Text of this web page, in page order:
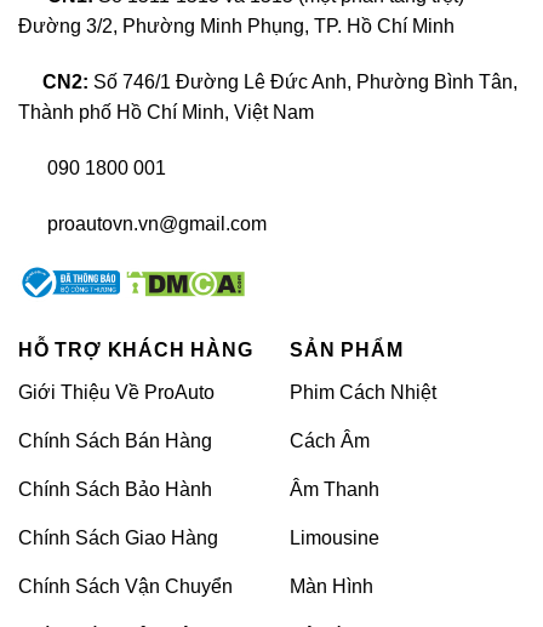
Độ body kit xe Toyota Innova
Thái Lan với chất liệu cao cấp, thiết kế thể thao
và lịch lãm, giúp cho ngoại hình chiếc xe luôn
bắt mắt mỗi khi xuât hiện.
Đuôi cá xe Toyota Innova
Đường 3/2, Phường Minh Phụng, TP. Hồ Chí Minh
CN2: Số 746/1 Đường Lê Đức Anh, Phường Bình Tân,
Thành phố Hồ Chí Minh, Việt Nam
090 1800 001
proautovn.vn@gmail.com
HỖ TRỢ KHÁCH HÀNG
Giới Thiệu Về ProAuto
Chính Sách Bán Hàng
Chính Sách Bảo Hành
Chính Sách Giao Hàng
Chính Sách Vận Chuyển
SẢN PHẨM
Phim Cách Nhiệt
Cách Âm
Âm Thanh
Limousine
Màn Hình